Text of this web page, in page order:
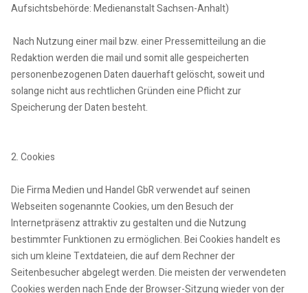
Aufsichtsbehörde: Medienanstalt Sachsen-Anhalt)
Nach Nutzung einer mail bzw. einer Pressemitteilung an die
Redaktion werden die mail und somit alle gespeicherten
personenbezogenen Daten dauerhaft gelöscht, soweit und
solange nicht aus rechtlichen Gründen eine Pflicht zur
Speicherung der Daten besteht.
2. Cookies
Die Firma Medien und Handel GbR verwendet auf seinen
Webseiten sogenannte Cookies, um den Besuch der
Internetpräsenz attraktiv zu gestalten und die Nutzung
bestimmter Funktionen zu ermöglichen. Bei Cookies handelt es
sich um kleine Textdateien, die auf dem Rechner der
Seitenbesucher abgelegt werden. Die meisten der verwendeten
Cookies werden nach Ende der Browser-Sitzung wieder von der